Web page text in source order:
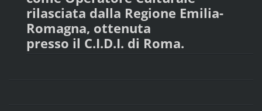
rilasciata dalla Regione Emilia-
Romagna, ottenuta
presso il C.I.D.I. di Roma.